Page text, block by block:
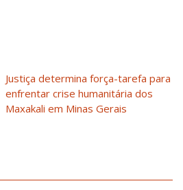
Justiça determina força-tarefa para
enfrentar crise humanitária dos
Maxakali em Minas Gerais